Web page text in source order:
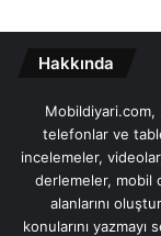
Hakkında
Mobildiyari.com,
telefonlar ve
incelemeler,
derlemeler, mobil
alanlarını
konularını